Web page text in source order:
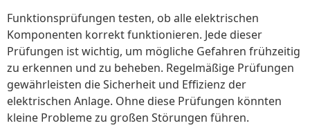
Funktionsprüfungen testen, ob alle elektrischen
Komponenten korrekt funktionieren. Jede dieser
Prüfungen ist wichtig, um mögliche Gefahren frühzeitig
zu erkennen und zu beheben. Regelmäßige Prüfungen
gewährleisten die Sicherheit und Effizienz der
elektrischen Anlage. Ohne diese Prüfungen könnten
kleine Probleme zu großen Störungen führen.